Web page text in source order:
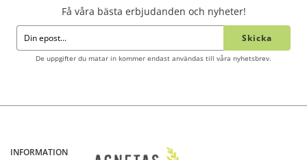
Få våra bästa erbjudanden och nyheter!
Skicka
De uppgifter du matar in kommer endast användas till våra nyhetsbrev.
INFORMATION